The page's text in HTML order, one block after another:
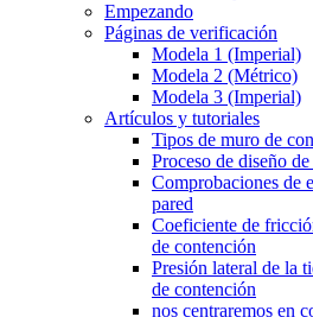
Empezando
Páginas de verificación
Modela 1 (Imperial)
Modela 2 (Métrico)
Modela 3 (Imperial)
Artículos y tutoriales
Tipos de muro de
Proceso de diseño
Comprobaciones de
pared
Coeficiente de
de contención
Presión lateral de la
de contención
nos centraremos en